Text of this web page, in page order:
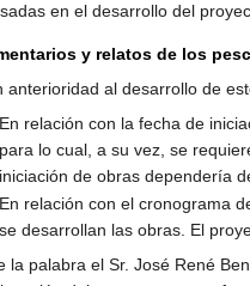
en el desarrollo del
y relatos de los
anterioridad al desarrollo de
En relación con la fecha de
para lo cual, a su vez, se
iniciación de obras dependería
En relación con el cronograma
se desarrollan las obras. El
la palabra el Sr. José René